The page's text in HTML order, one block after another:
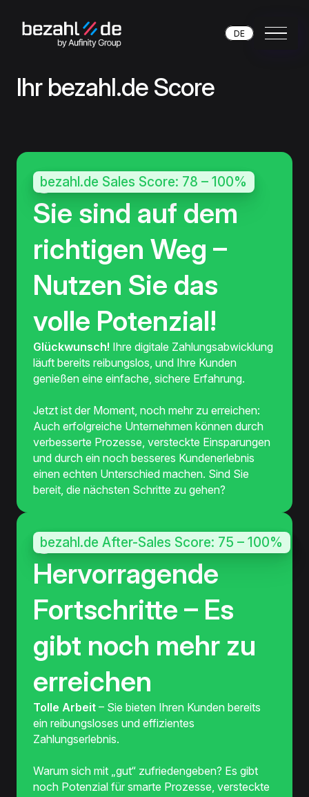
DE
Ihr bezahl.de Score
bezahl.de Sales Score: 78 – 100%
Sie sind auf dem
richtigen Weg –
Nutzen Sie das
volle Potenzial!
Glückwunsch! Ihre digitale Zahlungsabwicklung
läuft bereits reibungslos, und Ihre Kunden
genießen eine einfache, sichere Erfahrung.
Jetzt ist der Moment, noch mehr zu erreichen:
Auch erfolgreiche Unternehmen können durch
verbesserte Prozesse, versteckte Einsparungen
und durch ein noch besseres Kundenerlebnis
einen echten Unterschied machen. Sind Sie
bereit, die nächsten Schritte zu gehen?
bezahl.de After-Sales Score: 75 – 100%
Hervorragende
Fortschritte – Es
gibt noch mehr zu
erreichen
Tolle Arbeit – Sie bieten Ihren Kunden bereits
ein reibungsloses und effizientes
Zahlungserlebnis.
Warum sich mit „gut“ zufriedengeben? Es gibt
noch Potenzial für smarte Prozesse, versteckte